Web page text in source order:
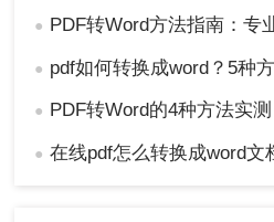
● PDF转Word方法指南：专业软件、在线工具、
● pdf如何转换成word？5种方法
● PDF转Word的4种方法实测：在线工具、
● 在线pdf怎么转换成word文档？PDF猫与转转大